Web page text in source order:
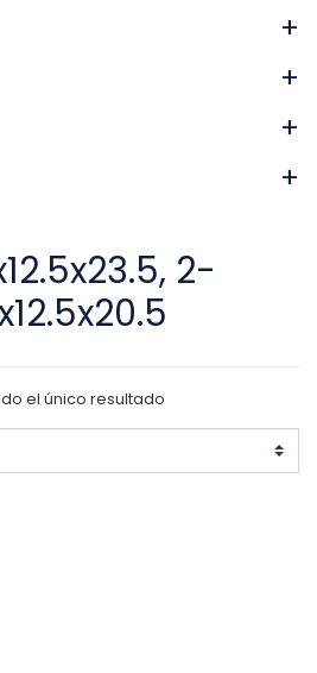
+
+
+
+
2-
el único resultado